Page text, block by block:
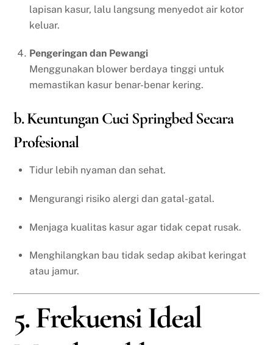
lapisan kasur, lalu langsung menyedot air kotor
keluar.
Pengeringan dan Pewangi
Menggunakan blower berdaya tinggi untuk
memastikan kasur benar-benar kering.
b. Keuntungan Cuci Springbed Secara
Profesional
Tidur lebih nyaman dan sehat.
Mengurangi risiko alergi dan gatal-gatal.
Menjaga kualitas kasur agar tidak cepat rusak.
Menghilangkan bau tidak sedap akibat keringat
atau jamur.
5. Frekuensi Ideal